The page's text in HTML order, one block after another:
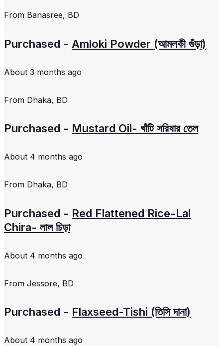
From Banasree, BD
Purchased - Amloki Powder (আমলকী গুঁড়া)
About 3 months ago
From Dhaka, BD
Purchased - Mustard Oil- খাঁটি সরিষার তেল
About 4 months ago
From Dhaka, BD
Purchased - Red Flattened Rice-Lal
Chira- লাল চিড়া
About 4 months ago
From Jessore, BD
Purchased - Flaxseed-Tishi (তিসি দানা)
About 4 months ago